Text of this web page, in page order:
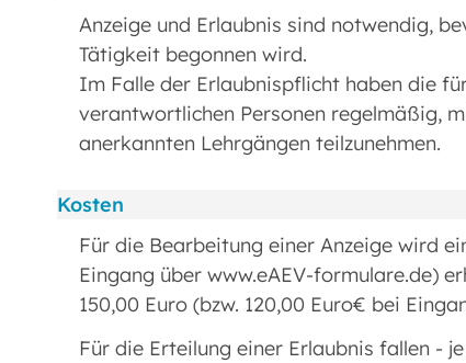
Anzeige und Erlaubnis sind notwendig,
Tätigkeit begonnen wird.
Im Falle der Erlaubnispflicht haben die
verantwortlichen Personen regelmäßig,
anerkannten Lehrgängen teilzunehmen.
Kosten
Für die Bearbeitung einer Anzeige wird
Eingang über www.eAEV-formulare.de)
150,00 Euro (bzw. 120,00 Euro€ bei
Für die Erteilung einer Erlaubnis fallen -